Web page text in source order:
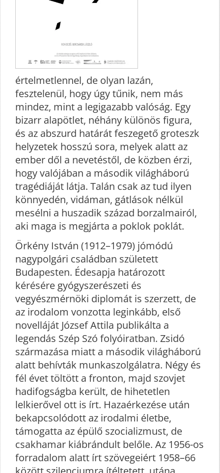
értelmetlennel, de olyan lazán,
fesztelenül, hogy úgy tűnik, nem más
mindez, mint a legigazabb valóság. Egy
bizarr alapötlet, néhány különös figura,
és az abszurd határát feszegető groteszk
helyzetek hosszú sora, melyek alatt az
ember dől a nevetéstől, de közben érzi,
hogy valójában a második világháború
tragédiáját látja. Talán csak az tud ilyen
könnyedén, vidáman, gátlások nélkül
mesélni a huszadik század borzalmairól,
aki maga is megjárta a poklok poklát.
Örkény István (1912–1979) jómódú
nagypolgári családban született
Budapesten. Édesapja határozott
kérésére gyógyszerészeti és
vegyészmérnöki diplomát is szerzett, de
az irodalom vonzotta leginkább, első
novelláját József Attila publikálta a
legendás Szép Szó folyóiratban. Zsidó
származása miatt a második világháború
alatt behívták munkaszolgálatra. Négy és
fél évet töltött a fronton, majd szovjet
hadifogságba került, de hihetetlen
lelkierővel ott is írt. Hazaérkezése után
bekapcsolódott az irodalmi életbe,
támogatta az épülő szocializmust, de
csakhamar kiábrándult belőle. Az 1956-os
forradalom alatt írt szövegeiért 1958–66